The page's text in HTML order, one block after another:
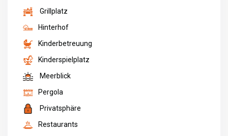
Grillplatz
Hinterhof
Kinderbetreuung
Kinderspielplatz
Meerblick
Pergola
Privatsphäre
Restaurants